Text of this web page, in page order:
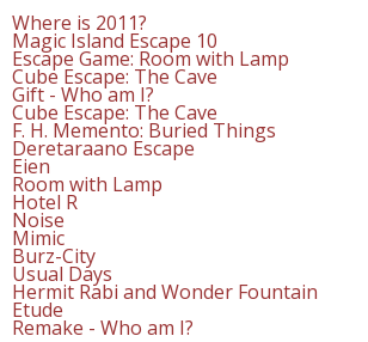
Where is 2011?
Magic Island Escape 10
Escape Game: Room with Lamp
Cube Escape: The Cave
Gift - Who am I?
Cube Escape: The Cave
F. H. Memento: Buried Things
Deretaraano Escape
Eien
Room with Lamp
Hotel R
Noise
Mimic
Burz-City
Usual Days
Hermit Rabi and Wonder Fountain
Etude
Remake - Who am I?